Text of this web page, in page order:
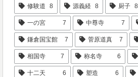
修験道 8 源義経 8 厨子 8
一の宮 7 中尊寺 7
鎌倉国宝館 7 菅原道真 7
相国寺 7 称名寺 6
十二天 6 塑造 6